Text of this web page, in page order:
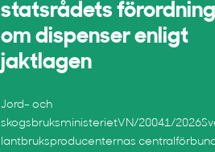
statsrådets förordning
om dispenser enligt
jaktlagen
Jord- och
skogsbruksministerietVN/20041/
lantbruksproducenternas